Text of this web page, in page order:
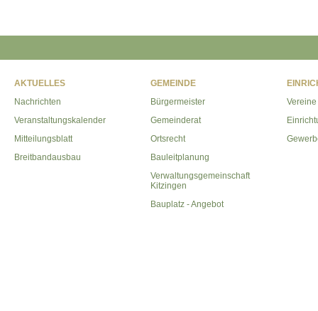
AKTUELLES
Nachrichten
Veranstaltungskalender
Mitteilungsblatt
Breitbandausbau
GEMEINDE
Bürgermeister
Gemeinderat
Ortsrecht
Bauleitplanung
Verwaltungsgemeinschaft
Kitzingen
Bauplatz - Angebot